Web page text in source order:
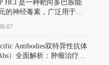
HCl 是一种靶向多巴胺能
的神经毒素，广泛用于构
盐形式存在，可触发线粒
的神经元凋亡。其经典应
选择性损毁中脑黑质致密
巴胺能神经元，从而可靠模
07
Antibodies双特异性抗体
）全面解析：肿瘤治疗的